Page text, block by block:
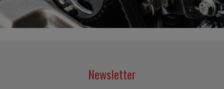
Newsletter